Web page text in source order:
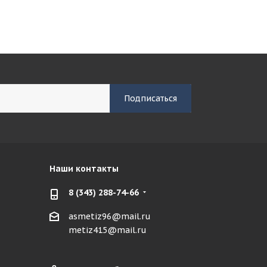
Наши контакты
8 (343) 288-74-66
asmetiz96@mail.ru
metiz415@mail.ru